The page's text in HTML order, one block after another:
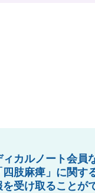
ィカルノート会員
四肢麻痺」に関す
受け取ることが